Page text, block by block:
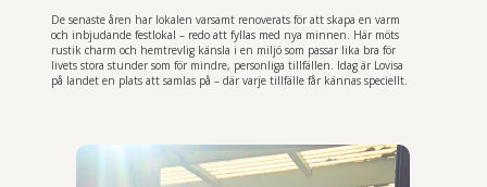
De senaste åren har lokalen varsamt renoverats för att skapa en varm
och inbjudande festlokal – redo att fyllas med nya minnen. Här möts
rustik charm och hemtrevlig känsla i en miljö som passar lika bra för
livets stora stunder som för mindre, personliga tillfällen. Idag är Lovisa
på landet en plats att samlas på – där varje tillfälle får kännas speciellt.